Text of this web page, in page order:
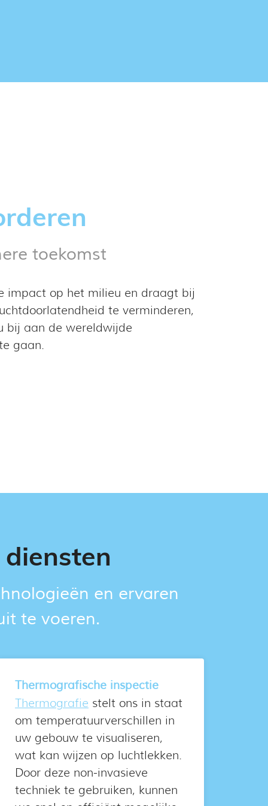
toekomst
impact op het milieu en draagt bij
te verminderen,
bij aan de wereldwijde
gaan.
en ervaren
te voeren.
Thermografische inspectie
Thermografie stelt ons in staat
om temperatuurverschillen in
uw gebouw te visualiseren,
wat kan wijzen op luchtlekken.
Door deze non-invasieve
techniek te gebruiken, kunnen